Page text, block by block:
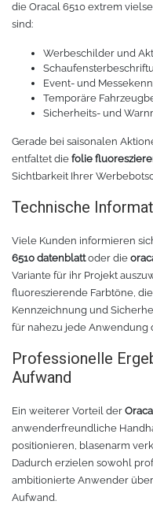
Sublimationsmedien
Filament für 3D-Druck
PLA
PETG
Spezielle Filamente
Materialien für die
Materialien für Laser
MDF
Acryl
Solvent Tinte
Direct to Film Tinte
Direct-to-Film Folie
3D-Drucker Bauplatte
die Oracal 6510 extrem
sind:
Werbeschilder und
Event- und
Temporäre
Sicherheits- und
Gerade bei saisonalen
entfaltet die folie
Sichtbarkeit Ihrer
Technische
Viele Kunden informieren
6510 datenblattoder die
Variante für ihr Projekt
fluoreszierende Farbtöne,
Kennzeichnung und
für nahezu jede Anwendung
Professionelle
Aufwand
Ein weiterer Vorteil der
anwenderfreundliche
positionieren, blasenarm
Dadurch erzielen sowohl
ambitionierte Anwender
Aufwand.